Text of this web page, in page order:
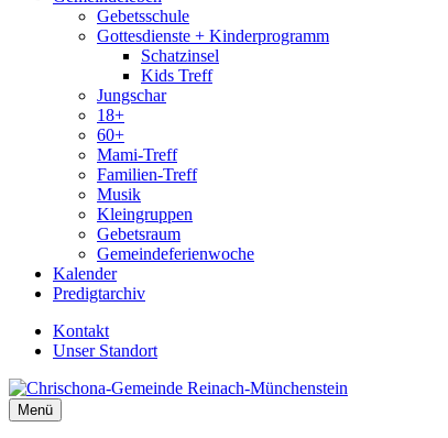
Gebetsschule
Gottesdienste + Kinderprogramm
Schatzinsel
Kids Treff
Jungschar
18+
60+
Mami-Treff
Familien-Treff
Musik
Kleingruppen
Gebetsraum
Gemeindeferienwoche
Kalender
Predigtarchiv
Kontakt
Unser Standort
Menü